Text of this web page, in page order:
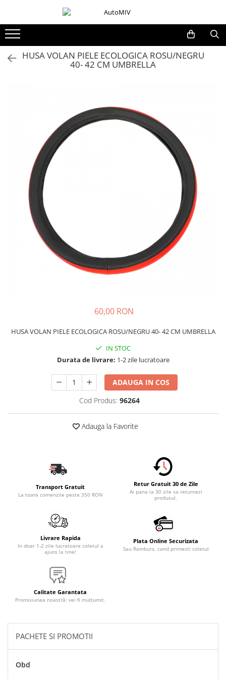
Oferta Saptamanii
Butoane Reglare Oglinzi
Seturi Butoane
Butoane Blocare/Deblocare
Buton Frana
Buton Clapeta Rezervor
Buton Portbagaj
Alte Butoane/Comutatoare
Butoane Semnalizare
Schimbatoare Viteze
Accesorii Auto
Accesorii Auto Exterior
Inchidere Centralizata
Huse Scaune Auto
Tavite Portbagaj Dedicate
Covorase Auto/ Presuri Auto
Seturi Interior
Accesorii Siguranta Auto
Incarcatoare Auto
Accesorii pentru Roti si Anvelope
Organizatoare Auto
Iluminat Auto
Proiectoare
Becuri Auto
Piese Auto
Piese Caroserie
Amortizoare Capota
HUSA VOLAN PIELE ECOLOGICA ROSU/NEGRU
40- 42 CM UMBRELLA
60,00 RON
HUSA VOLAN PIELE ECOLOGICA ROSU/NEGRU 40- 42 CM UMBRELLA
IN STOC
Durata de livrare: 1-2 zile lucratoare
ADAUGA IN COS
Cod Produs: 96264
Adauga la Favorite
Transport Gratuit
La toate comenzile peste 350 RON
Retur Gratuit 30 de Zile
Ai pana la 30 zile sa returnezi
produsul.
Livrare Rapida
In doar 1-2 zile lucratoare coletul a
ajuns la tine!
Plata Online Securizata
Sau Ramburs, cand primesti coletul
Calitate Garantata
Promisiunea noastră: vei fi mulțumit.
PACHETE SI PROMOTII
Obd